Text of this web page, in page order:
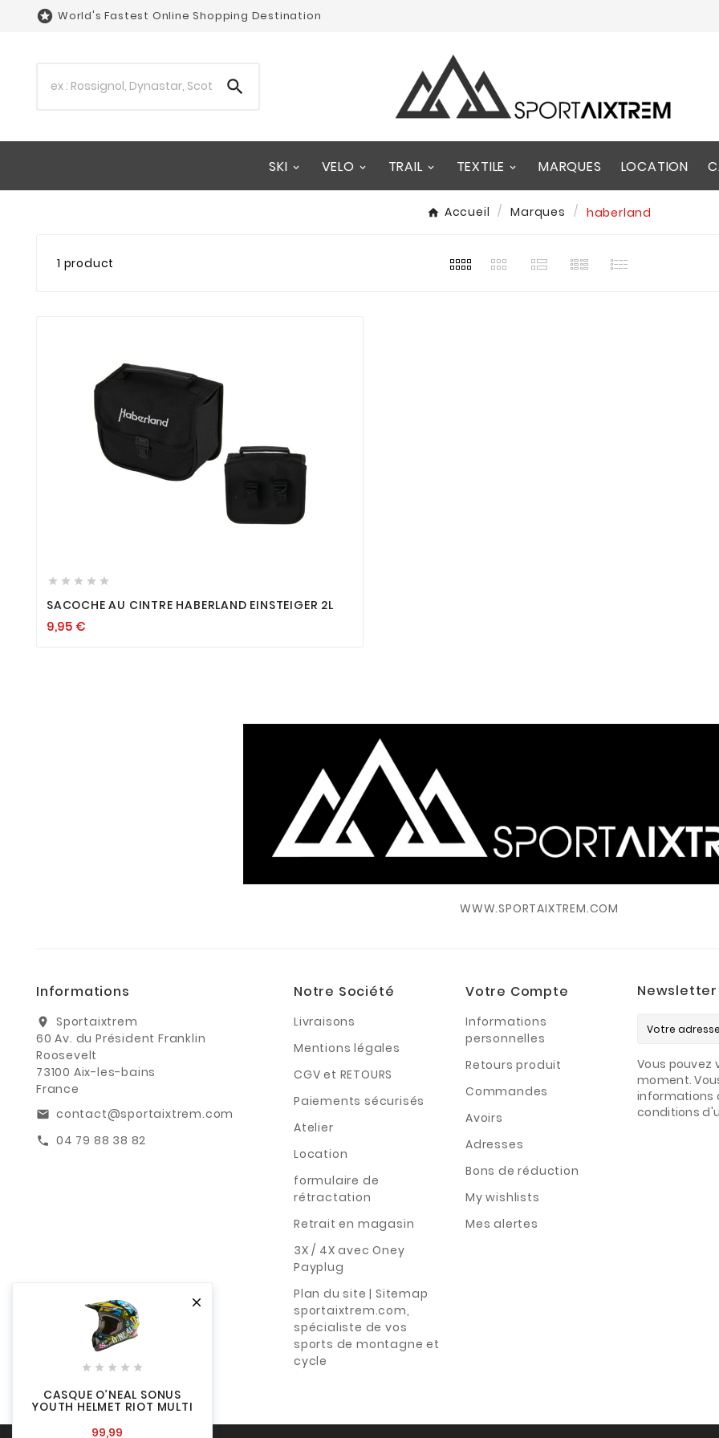

    
CASQUE O’NEAL SONUS
YOUTH HELMET RIOT MULTI
99,99
 World's Fastest Online Shopping Destination

SKI VELO TRAIL TEXTILE MARQUES LOCATION
Accueil Marques haberland
1 product
    
SACOCHE AU CINTRE HABERLAND EINSTEIGER 2L
9,95 €
WWW.SPORTAIXTREM.COM
Informations
location_on
Sportaixtrem
60 Av. du Président Franklin
Roosevelt
73100 Aix-les-bains
France
email contact@sportaixtrem.com
call 04 79 88 38 82
Notre Société
Livraisons
Mentions légales
CGV et RETOURS
Paiements sécurisés
Atelier
Location
formulaire de
rétractation
Retrait en magasin
3X / 4X avec Oney
Payplug
Plan du site | Sitemap
sportaixtrem.com,
spécialiste de vos
sports de montagne et
cycle
Votre Compte
Informations
personnelles
Retours produit
Commandes
Avoirs
Adresses
Bons de réduction
My wishlists
Mes alertes
Newsletter
Vous pouvez
moment.
informations
conditions